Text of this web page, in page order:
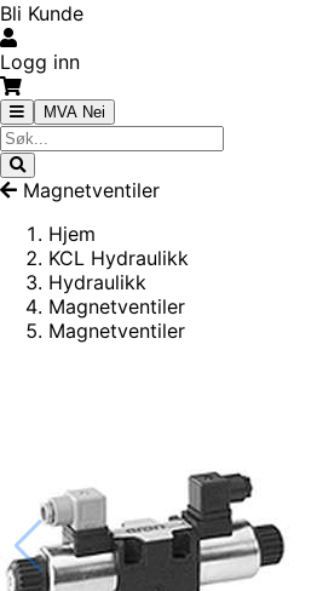
Bli Kunde
Logg inn
MVA Nei
Magnetventiler
Hjem
KCL Hydraulikk
Hydraulikk
Magnetventiler
Magnetventiler